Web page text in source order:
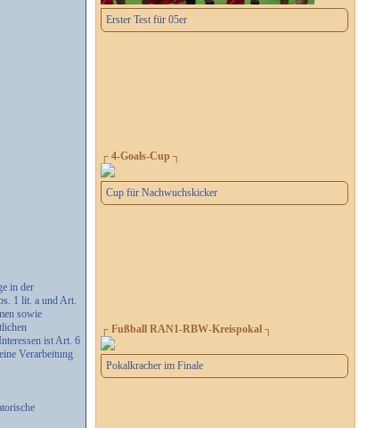
in der
1 lit. a und Art.
sowie
ist Art. 6
Verarbeitung
Erster Test für 05er
┌ 4-Goals-Cup ┐
Cup für Nachwuchskicker
┌ Fußball RAN1-RBW-Kreispokal ┐
Pokalkracher im Finale